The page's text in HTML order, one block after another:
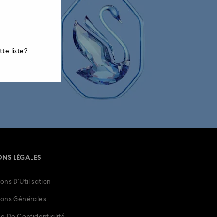
ci-dessous.
LÉGALES
D’Utilisation
Générales
liste?